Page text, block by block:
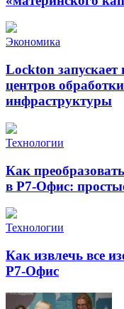
Экономика
Lockton
центров
инфраструктуры
Технологии
Как
в Р7-Офис:
Технологии
Как извлечь все
Р7-Офис